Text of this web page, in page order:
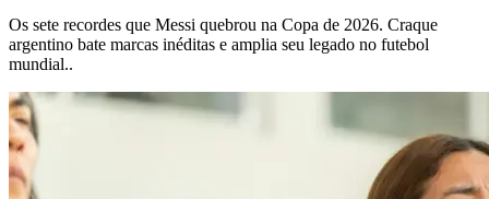
Os sete recordes que Messi quebrou na Copa de 2026. Craque
argentino bate marcas inéditas e amplia seu legado no futebol
mundial..